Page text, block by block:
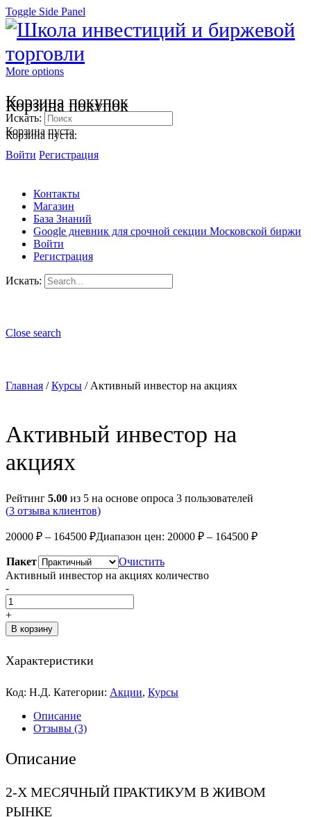
Toggle Side Panel
More options
Корзина покупок
Корзина пуста.
Войти Регистрация
Корзина покупок
Корзина пуста.
Искать:
Контакты
Магазин
База Знаний
Google дневник для срочной секции Московской биржи
Войти
Регистрация
Искать:
Close search
Главная /Курсы / Активный инвестор на акциях
Активный инвестор на
акциях
Рейтинг 5.00 из 5 на основе опроса 3 пользователей
(3 отзыва клиентов)
20000 ₽ – 164500 ₽Диапазон цен: 20000 ₽ – 164500 ₽
Пакет
Очистить
Активный инвестор на акциях количество
-
+
В корзину
Характеристики
Код: Н.Д. Категории: Акции, Курсы
Описание
Отзывы (3)
Описание
2-Х МЕСЯЧНЫЙ ПРАКТИКУМ В ЖИВОМ
РЫНКЕ